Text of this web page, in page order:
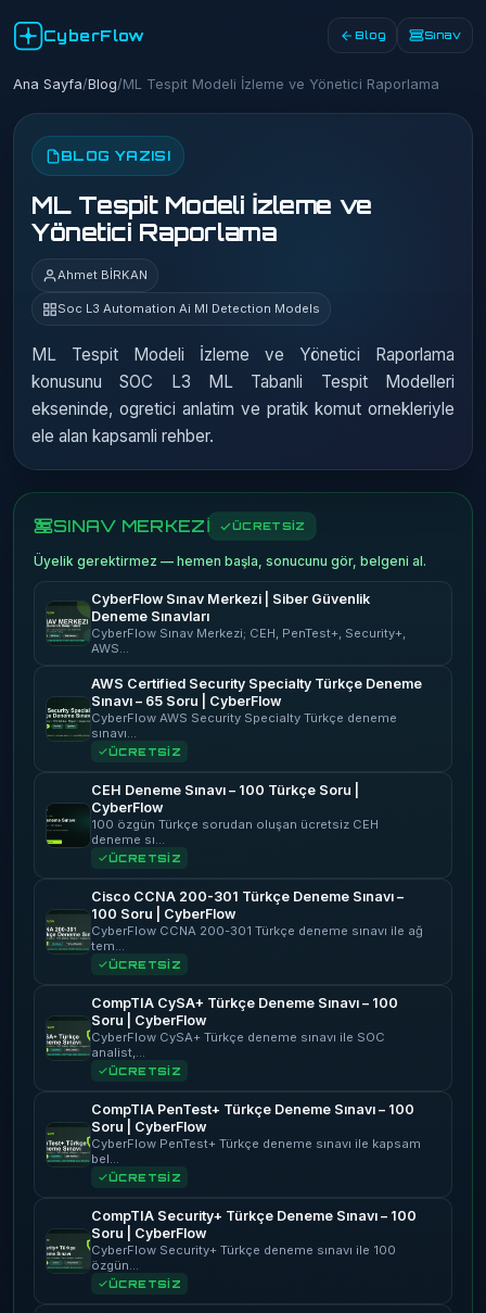
CyberFlow Blog Sınav
Ana Sayfa/Blog/ML Tespit Modeli İzleme ve Yönetici Raporlama
BLOG YAZISI
ML Tespit Modeli İzleme ve
Yönetici Raporlama
Ahmet BİRKAN
Soc L3 Automation Ai Ml Detection Models
ML Tespit Modeli İzleme ve Yönetici Raporlama
konusunu SOC L3 ML Tabanli Tespit Modelleri
ekseninde, ogretici anlatim ve pratik komut ornekleriyle
ele alan kapsamli rehber.
SINAV MERKEZİ ÜCRETSİZ
Üyelik gerektirmez — hemen başla, sonucunu gör, belgeni al.
CyberFlow Sınav Merkezi | Siber Güvenlik
Deneme Sınavları
CyberFlow Sınav Merkezi; CEH, PenTest+, Security+,
AWS…
AWS Certified Security Specialty Türkçe Deneme
Sınavı – 65 Soru | CyberFlow
CyberFlow AWS Security Specialty Türkçe deneme
sınavı…
ÜCRETSİZ
CEH Deneme Sınavı – 100 Türkçe Soru |
CyberFlow
100 özgün Türkçe sorudan oluşan ücretsiz CEH
deneme sı…
ÜCRETSİZ
Cisco CCNA 200-301 Türkçe Deneme Sınavı –
100 Soru | CyberFlow
CyberFlow CCNA 200-301 Türkçe deneme sınavı ile ağ
tem…
ÜCRETSİZ
CompTIA CySA+ Türkçe Deneme Sınavı – 100
Soru | CyberFlow
CyberFlow CySA+ Türkçe deneme sınavı ile SOC
analist,…
ÜCRETSİZ
CompTIA PenTest+ Türkçe Deneme Sınavı – 100
Soru | CyberFlow
CyberFlow PenTest+ Türkçe deneme sınavı ile kapsam
bel…
ÜCRETSİZ
CompTIA Security+ Türkçe Deneme Sınavı – 100
Soru | CyberFlow
CyberFlow Security+ Türkçe deneme sınavı ile 100
özgün…
ÜCRETSİZ